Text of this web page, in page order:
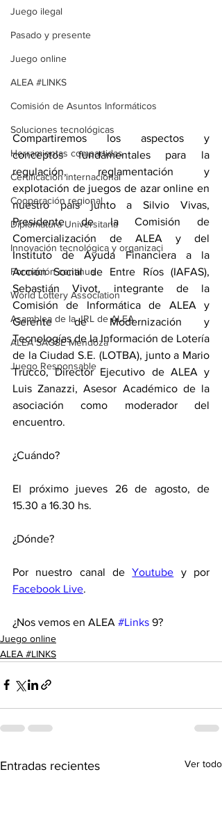
Juego ilegal
Pasado y presente
Juego online
ALEA #LINKS
Comisión de Asuntos Informáticos
Soluciones tecnológicas
Herramientas compartidas
Certificación internacional
Cooperación regional
Diplomatura Universitaria
Innovación tecnológica y organizaci
Formación continua
World Lottery Association
Asamblea de la JRL de ALEA
ALEA SAGSE Mendoza
Juego Responsable
Compartiremos los aspectos y
conceptos fundamentales para la
regulación, reglamentación y
explotación de juegos de azar online en
nuestro país junto a Silvio Vivas,
Presidente de la Comisión de
Comercialización de ALEA y del
Instituto de Ayuda Financiera a la
Acción Social de Entre Ríos (IAFAS),
Sebastián Vivot, integrante de la
Comisión de Informática de ALEA y
Gerente de Modernización y
Tecnologías de la Información de Lotería
de la Ciudad S.E. (LOTBA), junto a Mario
Trucco, Director Ejecutivo de ALEA y
Luis Zanazzi, Asesor Académico de la
asociación como moderador del
encuentro.
¿Cuándo?
El próximo jueves 26 de agosto, de
15.30 a 16.30 hs.
¿Dónde?
Por nuestro canal de Youtube
Facebook Live.
¿Nos vemos en ALEA #Links 9?
Juego online
ALEA #LINKS
Entradas recientes Ver todo